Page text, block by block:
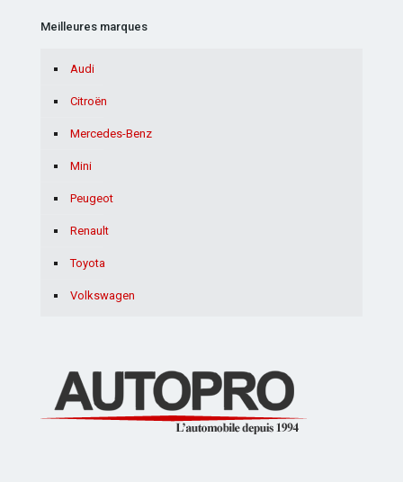
Meilleures marques
Audi
Citroën
Mercedes-Benz
Mini
Peugeot
Renault
Toyota
Volkswagen